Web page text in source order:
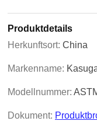
Produktdetails
Herkunftsort: China
Markenname:
Modellnummer:
Dokument: